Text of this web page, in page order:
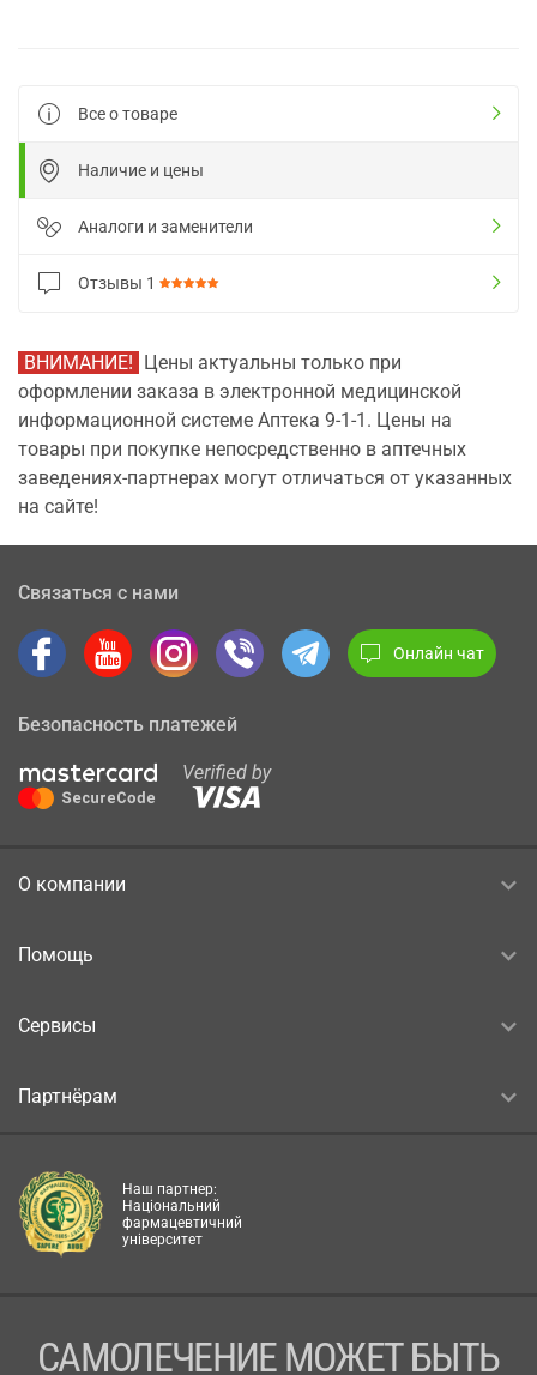
Все о товаре
Наличие и цены
Аналоги и заменители
Отзывы 1
ВНИМАНИЕ! Цены актуальны только при
оформлении заказа в электронной медицинской
информационной системе Аптека 9-1-1. Цены на
товары при покупке непосредственно в аптечных
заведениях-партнерах могут отличаться от указанных
на сайте!
Связаться с нами
Онлайн чат
Безопасность платежей
О компании
Помощь
Сервисы
Партнёрам
Наш партнер:
Національний
фармацевтичний
університет
САМОЛЕЧЕНИЕ МОЖЕТ БЫТЬ